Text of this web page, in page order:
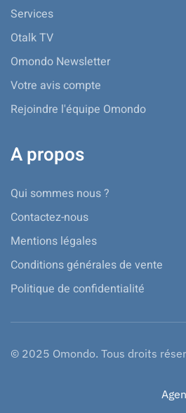
Services
Otalk TV
Omondo Newsletter
Votre avis compte
Rejoindre l'équipe Omondo
A propos
Qui sommes nous ?
Contactez-nous
Mentions légales
Conditions générales de vente
Politique de confidentialité
© 2025 Omondo. Tous droits